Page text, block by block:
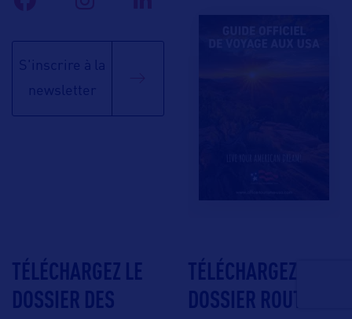
S'inscrire à la
newsletter
TÉLÉCHARGEZ LE
DOSSIER DES
TÉLÉCHARGEZ LE
DOSSIER ROUTE 66